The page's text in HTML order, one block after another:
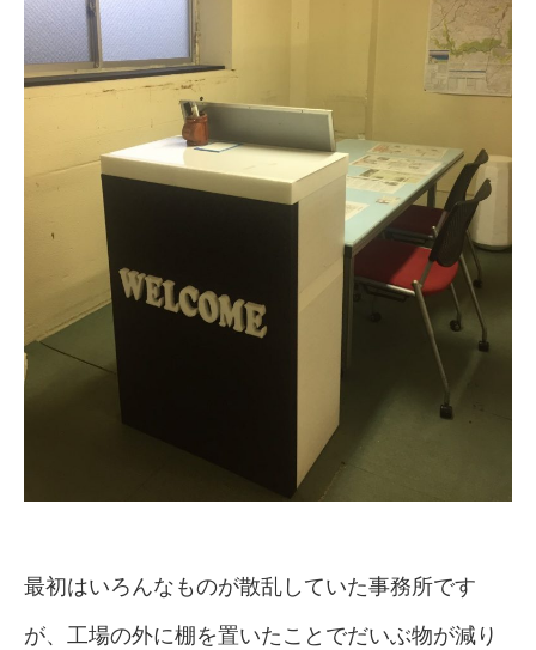
最初はいろんなものが散乱していた事務所です
が、工場の外に棚を置いたことでだいぶ物が減り